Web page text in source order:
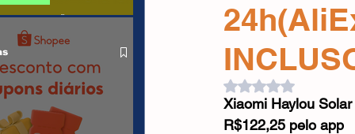
PROMOÇÕES
LIVRE
Avaliado com NaN
Xiaomi Haylou
R$122,25 pelo app